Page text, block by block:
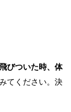
びついた時、体
てください。決